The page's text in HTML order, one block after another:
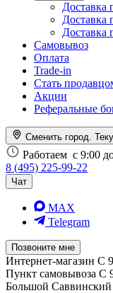
Доставка
Самовывоз
Оплата
Trade-in
Стать
Акции
Реферальные
Сменить город.
Работаем с 9:00
8 (495) 225-99-22
Чат
MAX
Telegram
Позвоните мне
Интернет-магазин С
Пункт самовывоза С
Большой Саввинский